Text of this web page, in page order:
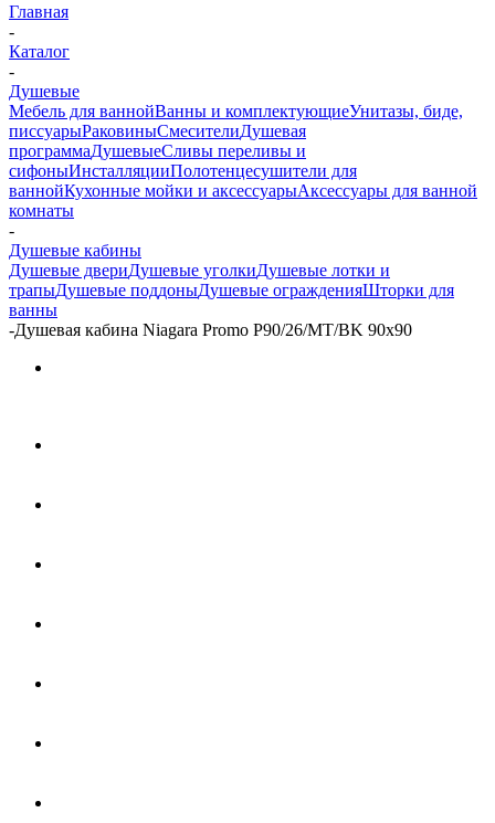
Главная
-
Каталог
-
Душевые
Мебель для ваннойВанны и комплектующиеУнитазы, биде,
писсуарыРаковиныСмесителиДушевая
программаДушевыеСливы переливы и
сифоныИнсталляцииПолотенцесушители для
ваннойКухонные мойки и аксессуарыАксессуары для ванной
комнаты
-
Душевые кабины
Душевые двериДушевые уголкиДушевые лотки и
трапыДушевые поддоныДушевые огражденияШторки для
ванны
-Душевая кабина Niagara Promo P90/26/MT/BK 90х90